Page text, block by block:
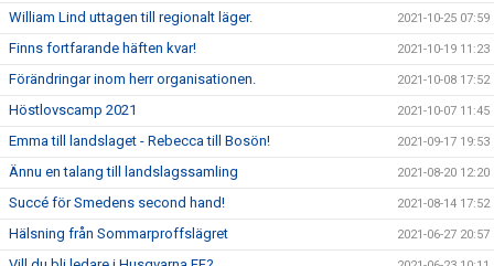
William Lind uttagen till regionalt läger. 2021-10-25 07:59
Finns fortfarande häften kvar! 2021-10-19 11:23
Förändringar inom herr organisationen. 2021-10-08 17:52
Höstlovscamp 2021 2021-10-07 11:45
Emma till landslaget - Rebecca till Bosön! 2021-09-17 19:53
Ännu en talang till landslagssamling 2021-08-20 12:20
Succé för Smedens second hand! 2021-08-14 17:52
Hälsning från Sommarproffslägret 2021-06-27 20:57